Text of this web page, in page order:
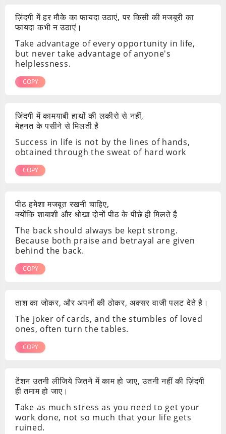
ज़िंदगी में हर मौके का फायदा उठाएं, पर किसी की मजबूरी का
फायदा कभी न उठाएं।
Take advantage of every opportunity in life,
but never take advantage of anyone's
helplessness.
COPY
जिंदगी में कामयाबी हाथों की लकीरो से नहीं,
मेहनत के पसीने से मिलती है
Success in life is not by the lines of hands,
obtained through the sweat of hard work
COPY
पीठ हमेशा मजबूत रखनी चाहिए,
क्योंकि शाबाशी और धोखा दोनों पीठ के पीछे ही मिलते है
The back should always be kept strong.
Because both praise and betrayal are given
behind the back.
COPY
ताश का जोकर, और अपनों की ठोकर, अक्सर वाजी पलट देते है।
The joker of cards, and the stumbles of loved
ones, often turn the tables.
COPY
टेंशन उतनी लीजिये जितने में काम हो जाए, उतनी नहीं की ज़िंदगी
ही तमाम हो जाए।
Take as much stress as you need to get your
work done, not so much that your life gets
ruined.